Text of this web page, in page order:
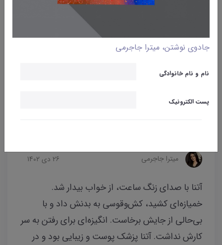
جادوی نوشتن، میترا جاجرمی
نام و نام خانوادگی
پست الکترونیک
وبلاگ نوشتن
میترا جاجرمی 26 دی 1402
آتنا با صدای زنگ ساعت، از خواب بیدار شد.
خمیازه‌ای کشید، کش‌وقوسی به بدنش داد و با
بی‌حالی از جایش برخاست. انگیزه‌ای برای رفتن به سر
کارش نداشت. آتنا پزشک پوست و زیبایی بود و در